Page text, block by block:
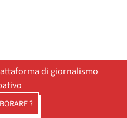
di giornalismo
?